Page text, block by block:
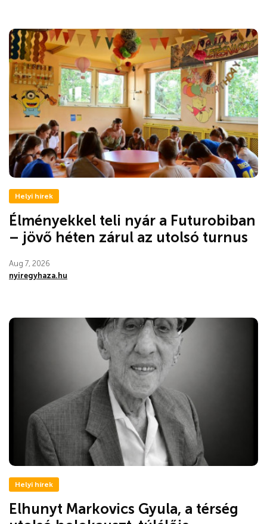
Helyi hírek
Élményekkel teli nyár a Futurobiban
– jövő héten zárul az utolsó turnus
Aug 7, 2026
nyiregyhaza.hu
Helyi hírek
Elhunyt Markovics Gyula, a térség